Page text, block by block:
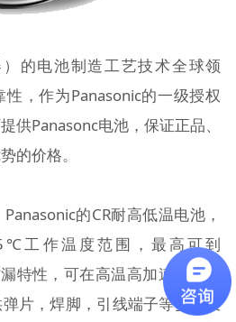
的电池制造工艺技术全球领
，作为Panasonic的一级授权
供Panasonc电池，保证正品、
的价格。
的CR耐高低温电池，
工作温度范围，最高可到
特性，可在高温高加速运动中
片，焊脚，引线端子等多种尺